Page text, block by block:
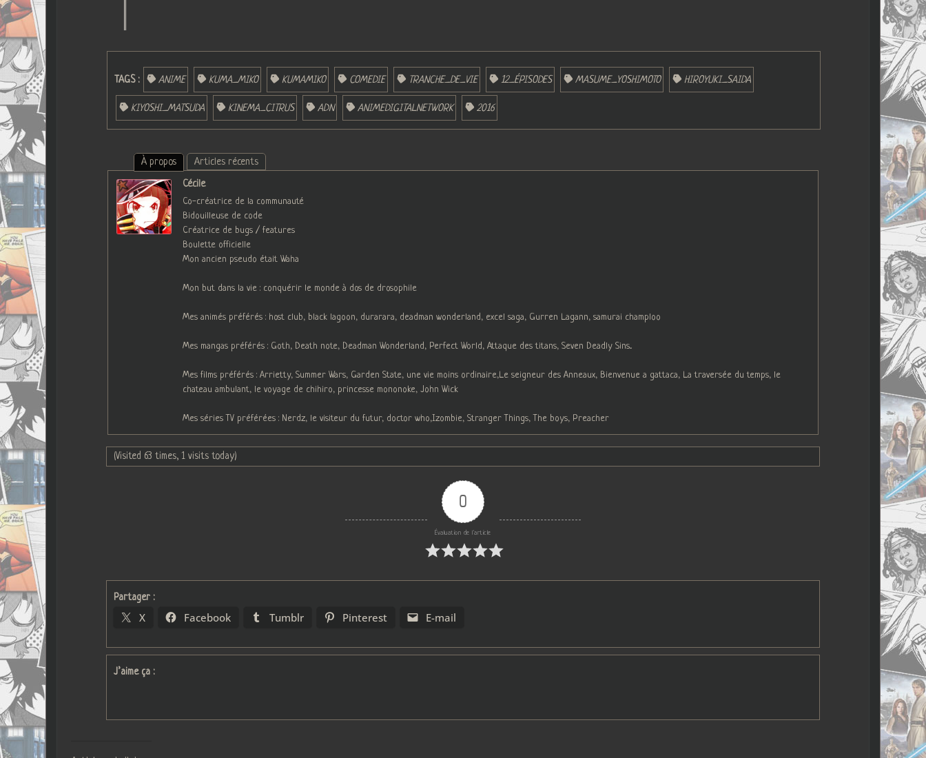
TAGS : ANIME KUMA_MIKO KUMAMIKO COMEDIE TRANCHE_DE_VIE 12_ÉPISODES MASUME_YOSHIMOTO HIROYUKI_SAIDA
KIYOSHI_MATSUDA KINEMA_CITRUS ADN ANIMEDIGITALNETWORK 2016
À propos
Articles récents
Cécile
Co-créatrice de la communauté
Bidouilleuse de code
Créatrice de bugs / features
Boulette officielle
Mon ancien pseudo était Waha
Mon but dans la vie : conquérir le monde à dos de drosophile
Mes animés préférés : host club, black lagoon, durarara, deadman wonderland, excel saga, Gurren Lagann, samurai champloo
Mes mangas préférés : Goth, Death note, Deadman Wonderland, Perfect World, Attaque des titans, Seven Deadly Sins...
Mes films préférés : Arrietty, Summer Wars, Garden State, une vie moins ordinaire,Le seigneur des Anneaux, Bienvenue a gattaca, La traversée du temps, le
chateau ambulant, le voyage de chihiro, princesse mononoke, John Wick
Mes séries TV préférées : Nerdz, le visiteur du futur, doctor who,Izombie, Stranger Things, The boys, Preacher
(Visited 63 times, 1 visits today)
0
Évaluation de l'article
Partager :
X Facebook Tumblr Pinterest E-mail
J’aime ça :